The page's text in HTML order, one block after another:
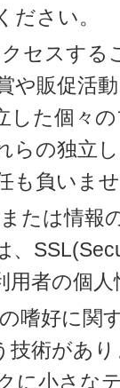
ださい。
セスする
や販促活
した個々
らの独立
も負いま
たは情報
、
用者の個
嗜好に関
術があ
に小さな